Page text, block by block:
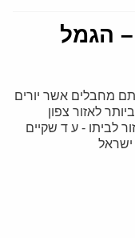
– הגמל
מחבלים אשר יורים
לאזור צפון
לביתו - ע ד שקיים
ישראל